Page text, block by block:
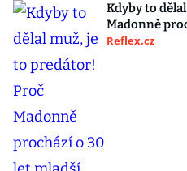
Kdyby to
Madonně
Reflex.cz